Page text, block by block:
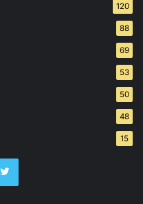
120
88
69
53
50
48
15